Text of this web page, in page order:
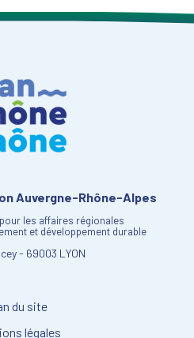
Auvergne-Rhône-Alpes
les affaires régionales
et développement durable
- 69003 LYON
du site
légales